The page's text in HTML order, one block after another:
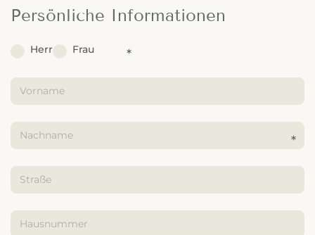
---
Persönliche Informationen
Herr Frau